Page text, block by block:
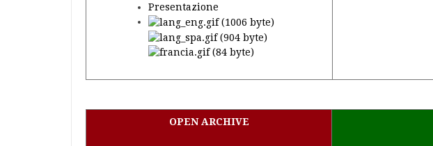
Presentazione
OPEN ARCHIVE